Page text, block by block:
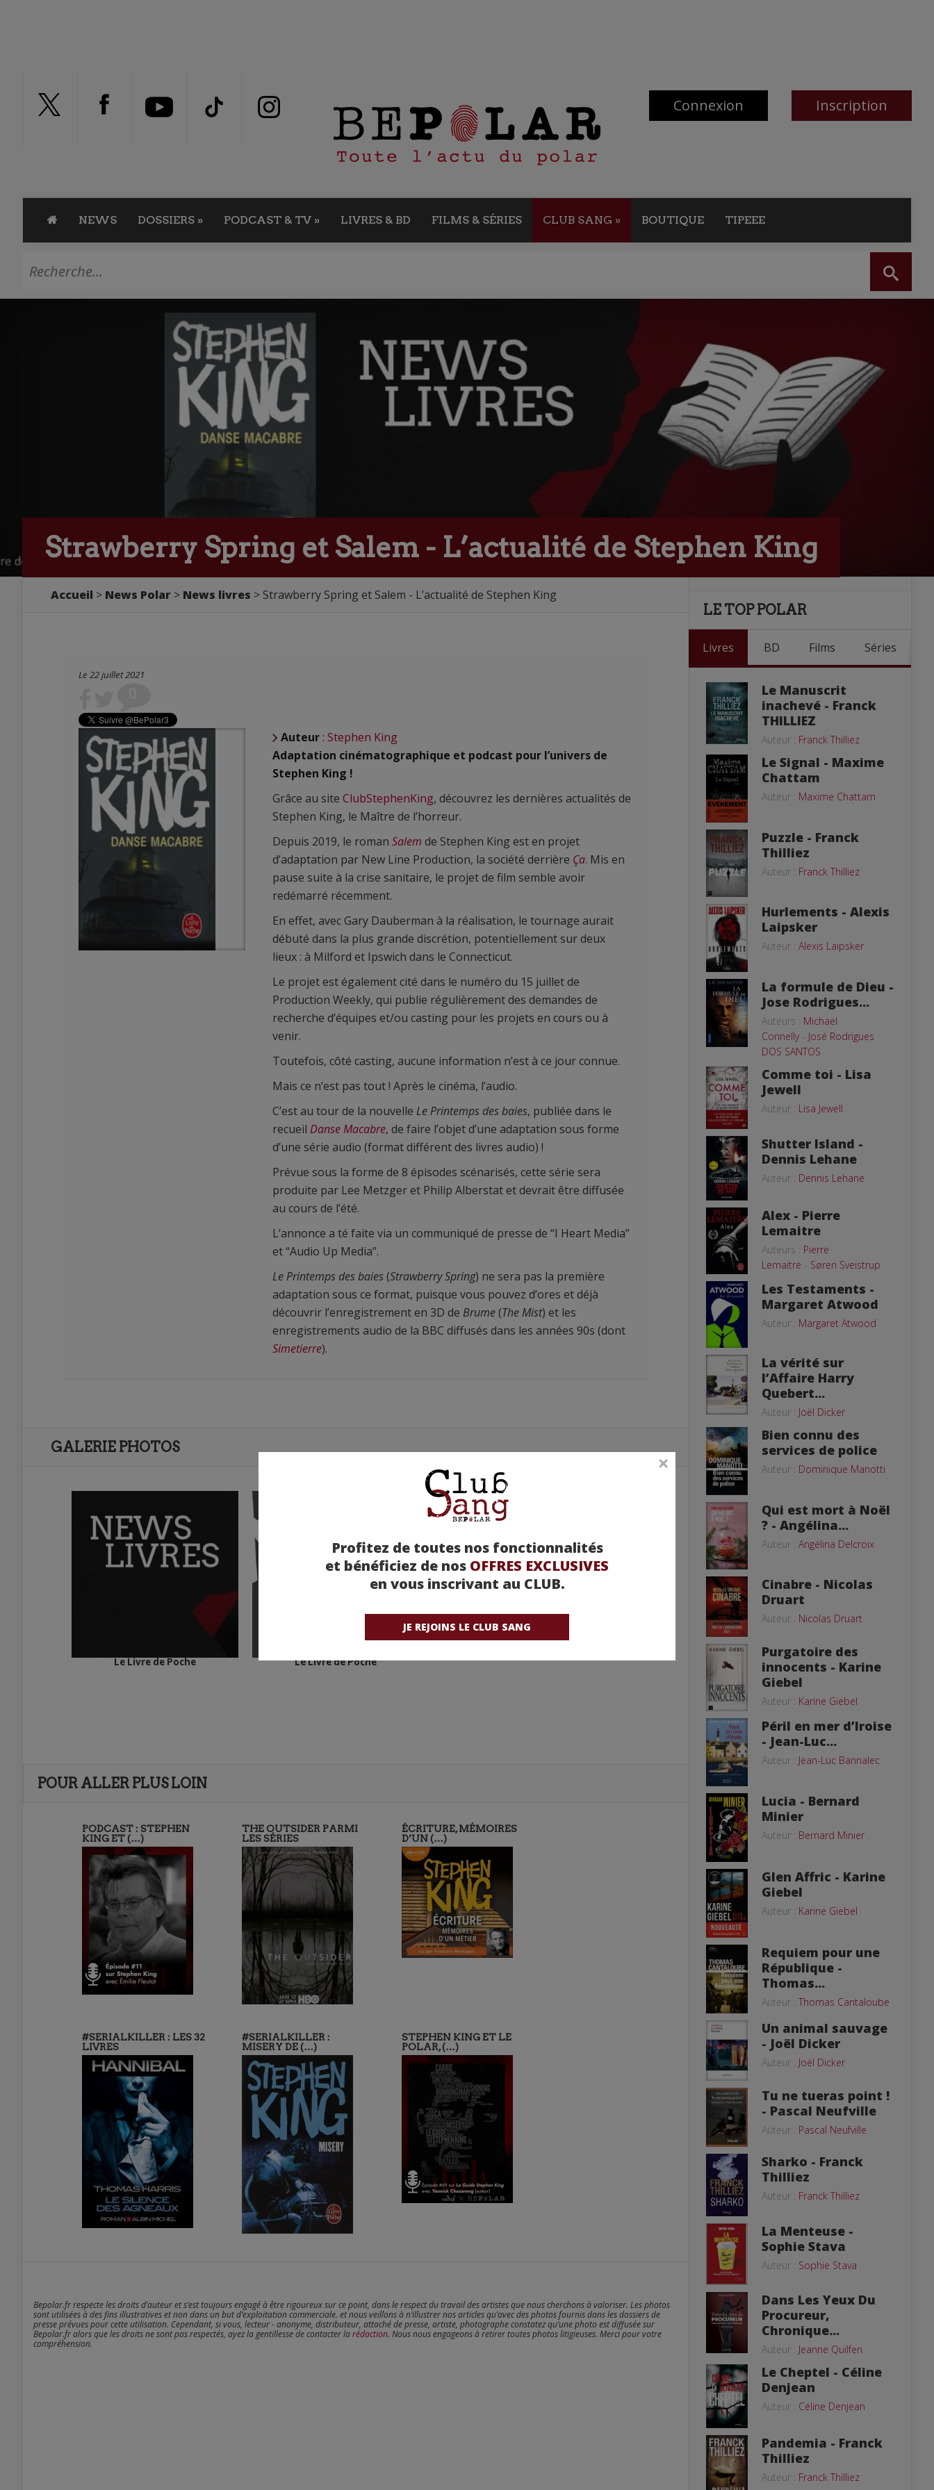
Connexion Inscription
NEWS DOSSIERS » PODCAST & TV » LIVRES & BD FILMS & SÉRIES CLUB SANG » BOUTIQUE TIPEEE
Profitez de toutes nos fonctionnalités
et bénéficiez de nos OFFRES EXCLUSIVES
en vous inscrivant au CLUB.
JE REJOINS LE CLUB SANG
Strawberry Spring et Salem - L’actualité de Stephen King
Accueil > News Polar > News livres > Strawberry Spring et Salem - L’actualité de Stephen King
Le 22 juillet 2021
Auteur : Stephen King
Adaptation cinématographique et podcast pour l’univers de
Stephen King !
Grâce au site ClubStephenKing, découvrez les dernières actualités de
Stephen King, le Maître de l’horreur.
Depuis 2019, le roman Salem de Stephen King est en projet
d’adaptation par New Line Production, la société derrière Ça. Mis en
pause suite à la crise sanitaire, le projet de film semble avoir
redémarré récemment.
En effet, avec Gary Dauberman à la réalisation, le tournage aurait
débuté dans la plus grande discrétion, potentiellement sur deux
lieux : à Milford et Ipswich dans le Connecticut.
Le projet est également cité dans le numéro du 15 juillet de
Production Weekly, qui publie régulièrement des demandes de
recherche d’équipes et/ou casting pour les projets en cours ou à
venir.
Toutefois, côté casting, aucune information n’est à ce jour connue.
Mais ce n’est pas tout ! Après le cinéma, l’audio.
C’est au tour de la nouvelle Le Printemps des baies, publiée dans le
recueil Danse Macabre, de faire l’objet d’une adaptation sous forme
d’une série audio (format différent des livres audio) !
Prévue sous la forme de 8 épisodes scénarisés, cette série sera
produite par Lee Metzger et Philip Alberstat et devrait être diffusée
au cours de l’été.
L’annonce a té faite via un communiqué de presse de “I Heart Media”
et “Audio Up Media”.
Le Printemps des baies(Strawberry Spring) ne sera pas la première
adaptation sous ce format, puisque vous pouvez d’ores et déjà
découvrir l’enregistrement en 3D de Brume(The Mist) et les
enregistrements audio de la BBC diffusés dans les années 90s (dont
Simetierre).
GALERIE PHOTOS
Le Livre de Poche Le Livre de Poche
POUR ALLER PLUS LOIN
PODCAST : STEPHEN
KING ET (…)
THE OUTSIDER PARMI
LES SÉRIES
ÉCRITURE, MÉMOIRES
D’UN (…)
#SERIALKILLER : LES 32
LIVRES
#SERIALKILLER :
MISERY DE (…)
STEPHEN KING ET LE
POLAR, (…)
Bepolar.fr respecte les droits d’auteur et s’est toujours engagé à être rigoureux sur ce point, dans le respect du travail des artistes que nous cherchons à valoriser. Les photos
sont utilisées à des fins illustratives et non dans un but d’exploitation commerciale. et nous veillons à n’illustrer nos articles qu’avec des photos fournis dans les dossiers de
presse prévues pour cette utilisation. Cependant, si vous, lecteur - anonyme, distributeur, attaché de presse, artiste, photographe constatez qu’une photo est diffusée sur
Bepolar.fr alors que les droits ne sont pas respectés, ayez la gentillesse de contacter larédaction. Nous nous engageons à retirer toutes photos litigieuses. Merci pour votre
compréhension.
LE TOP POLAR
Livres BD Films Séries
Le Manuscrit
inachevé - Franck
THILLIEZ
Auteur : Franck Thilliez
Le Signal - Maxime
Chattam
Auteur : Maxime Chattam
Puzzle - Franck
Thilliez
Auteur : Franck Thilliez
Hurlements - Alexis
Laipsker
Auteur : Alexis Laipsker
La formule de Dieu -
Jose Rodrigues...
Auteurs : Michael
Connelly- José Rodrigues
DOS SANTOS
Comme toi - Lisa
Jewell
Auteur : Lisa Jewell
Shutter Island -
Dennis Lehane
Auteur : Dennis Lehane
Alex - Pierre
Lemaitre
Auteurs : Pierre
Lemaitre - Søren Sveistrup
Les Testaments -
Margaret Atwood
Auteur : Margaret Atwood
La vérité sur
l’Affaire Harry
Quebert...
Auteur : Joël Dicker
Bien connu des
services de police
Auteur : Dominique Manotti
Qui est mort à Noël
? - Angélina...
Auteur : Angélina Delcroix
Cinabre - Nicolas
Druart
Auteur : Nicolas Druart
Purgatoire des
innocents - Karine
Giebel
Auteur : Karine Giebel
Péril en mer d’Iroise
- Jean-Luc...
Auteur : Jean-Luc Bannalec
Lucia - Bernard
Minier
Auteur : Bernard Minier
Glen Affric - Karine
Giebel
Auteur : Karine Giebel
Requiem pour une
République -
Thomas...
Auteur : Thomas Cantaloube
Un animal sauvage
- Joël Dicker
Auteur : Joël Dicker
Tu ne tueras point !
- Pascal Neufville
Auteur : Pascal Neufville
Sharko - Franck
Thilliez
Auteur : Franck Thilliez
La Menteuse -
Sophie Stava
Auteur : Sophie Stava
Dans Les Yeux Du
Procureur,
Chronique...
Auteur : Jeanne Quilfen
Le Cheptel - Céline
Denjean
Auteur : Céline Denjean
Pandemia - Franck
Thilliez
Auteur : Franck Thilliez